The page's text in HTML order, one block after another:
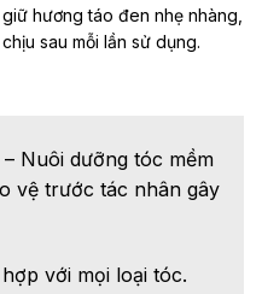
hương táo đen nhẹ nhàng,
sau mỗi lần sử dụng.
Nuôi dưỡng tóc mềm
vệ trước tác nhân gây
với mọi loại tóc.